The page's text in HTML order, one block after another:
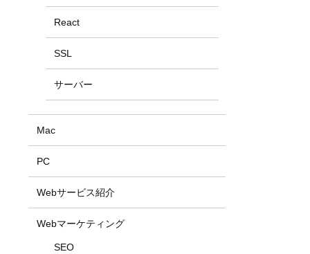
React
SSL
サーバー
Mac
PC
Webサービス紹介
Webマーケティング
SEO